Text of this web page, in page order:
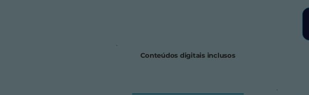
Conteúdos digitais inclusos